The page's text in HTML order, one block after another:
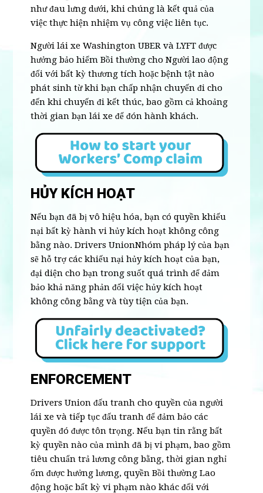
như đau lưng dưới, khi chúng là kết quả của
việc thực hiện nhiệm vụ công việc liên tục.
Người lái xe Washington UBER và LYFT được
hưởng bảo hiểm Bồi thường cho Người lao động
đối với bất kỳ thương tích hoặc bệnh tật nào
phát sinh từ khi bạn chấp nhận chuyến đi cho
đến khi chuyến đi kết thúc, bao gồm cả khoảng
thời gian bạn lái xe để đón hành khách.
HỦY KÍCH HOẠT
Nếu bạn đã bị vô hiệu hóa, bạn có quyền khiếu
nại bất kỳ hành vi hủy kích hoạt không công
bằng nào. Drivers UnionNhóm pháp lý của bạn
sẽ hỗ trợ các khiếu nại hủy kích hoạt của bạn,
đại diện cho bạn trong suốt quá trình để đảm
bảo khả năng phản đối việc hủy kích hoạt
không công bằng và tùy tiện của bạn.
ENFORCEMENT
Drivers Union đấu tranh cho quyền của người
lái xe và tiếp tục đấu tranh để đảm bảo các
quyền đó được tôn trọng. Nếu bạn tin rằng bất
kỳ quyền nào của mình đã bị vi phạm, bao gồm
tiêu chuẩn trả lương công bằng, thời gian nghỉ
ốm được hưởng lương, quyền Bồi thường Lao
động hoặc bất kỳ vi phạm nào khác đối với